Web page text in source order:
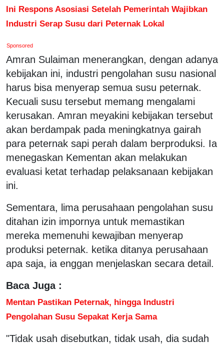
Ini Respons Asosiasi Setelah Pemerintah Wajibkan
Industri Serap Susu dari Peternak Lokal
Sponsored
Amran Sulaiman menerangkan, dengan adanya
kebijakan ini, industri pengolahan susu nasional
harus bisa menyerap semua susu peternak.
Kecuali susu tersebut memang mengalami
kerusakan. Amran meyakini kebijakan tersebut
akan berdampak pada meningkatnya gairah
para peternak sapi perah dalam berproduksi. Ia
menegaskan Kementan akan melakukan
evaluasi ketat terhadap pelaksanaan kebijakan
ini.
Sementara, lima perusahaan pengolahan susu
ditahan izin impornya untuk memastikan
mereka memenuhi kewajiban menyerap
produksi peternak. ketika ditanya perusahaan
apa saja, ia enggan menjelaskan secara detail.
Baca Juga :
Mentan Pastikan Peternak, hingga Industri
Pengolahan Susu Sepakat Kerja Sama
"Tidak usah disebutkan, tidak usah, dia sudah